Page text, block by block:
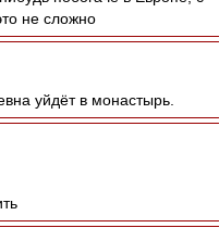
не сложно
уйдёт в монастырь.